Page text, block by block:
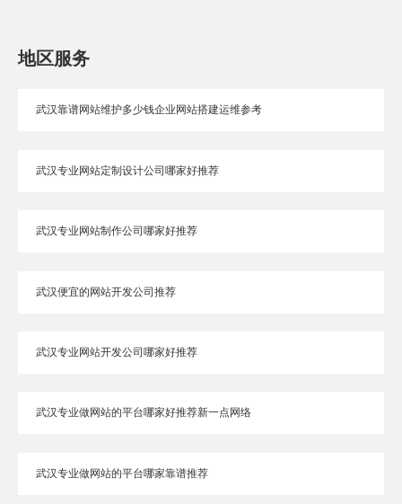
地区服务
武汉靠谱网站维护多少钱企业网站搭建运维参考
武汉专业网站定制设计公司哪家好推荐
武汉专业网站制作公司哪家好推荐
武汉便宜的网站开发公司推荐
武汉专业网站开发公司哪家好推荐
武汉专业做网站的平台哪家好推荐新一点网络
武汉专业做网站的平台哪家靠谱推荐